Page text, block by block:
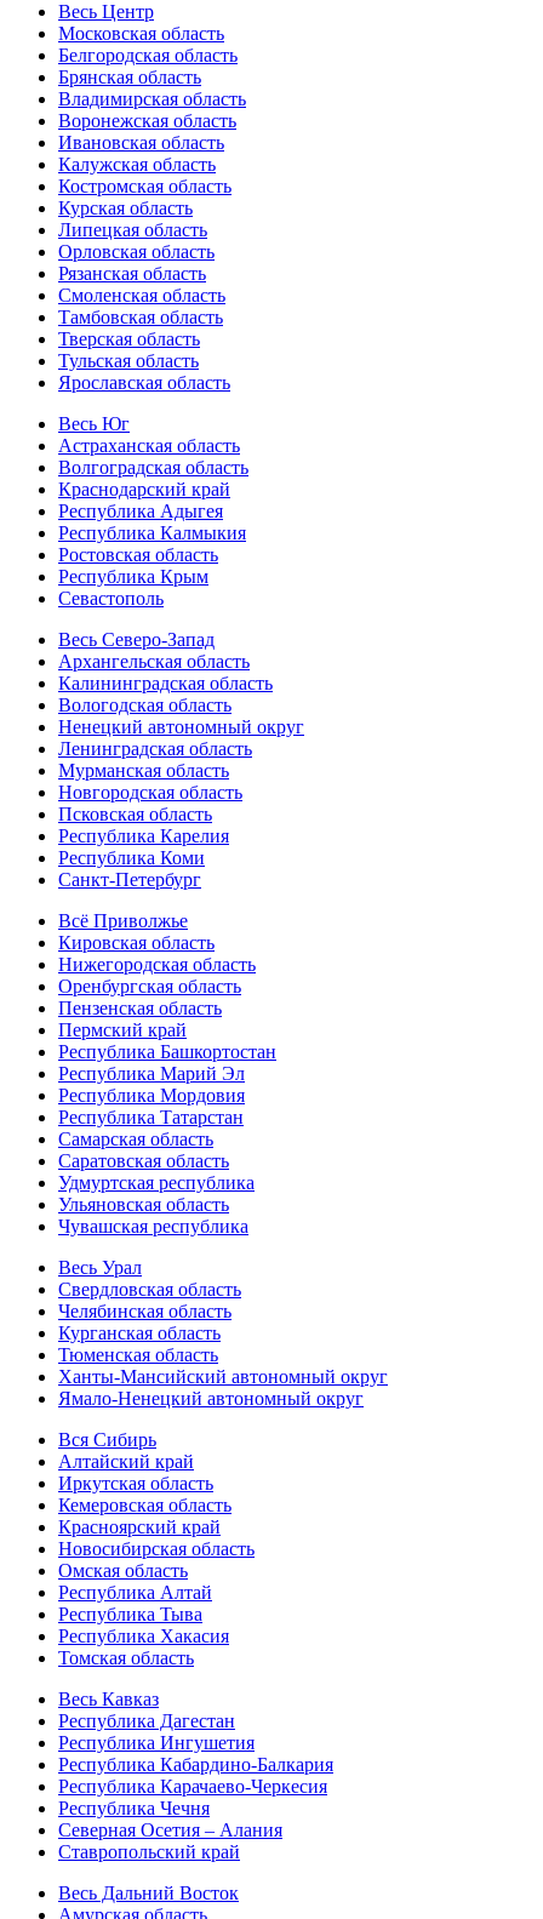
Весь Центр
Московская область
Белгородская область
Брянская область
Владимирская область
Воронежская область
Ивановская область
Калужская область
Костромская область
Курская область
Липецкая область
Орловская область
Рязанская область
Смоленская область
Тамбовская область
Тверская область
Тульская область
Ярославская область
Весь Юг
Астраханская область
Волгоградская область
Краснодарский край
Республика Адыгея
Республика Калмыкия
Ростовская область
Республика Крым
Севастополь
Весь Северо-Запад
Архангельская область
Калининградская область
Вологодская область
Ненецкий автономный округ
Ленинградская область
Мурманская область
Новгородская область
Псковская область
Республика Карелия
Республика Коми
Санкт-Петербург
Всё Приволжье
Кировская область
Нижегородская область
Оренбургская область
Пензенская область
Пермский край
Республика Башкортостан
Республика Марий Эл
Республика Мордовия
Республика Татарстан
Самарская область
Саратовская область
Удмуртская республика
Ульяновская область
Чувашская республика
Весь Урал
Свердловская область
Челябинская область
Курганская область
Тюменская область
Ханты-Мансийский автономный округ
Ямало-Ненецкий автономный округ
Вся Сибирь
Алтайский край
Иркутская область
Кемеровская область
Красноярский край
Новосибирская область
Омская область
Республика Алтай
Республика Тыва
Республика Хакасия
Томская область
Весь Кавказ
Республика Дагестан
Республика Ингушетия
Республика Кабардино-Балкария
Республика Карачаево-Черкесия
Республика Чечня
Северная Осетия – Алания
Ставропольский край
Весь Дальний Восток
Амурская область